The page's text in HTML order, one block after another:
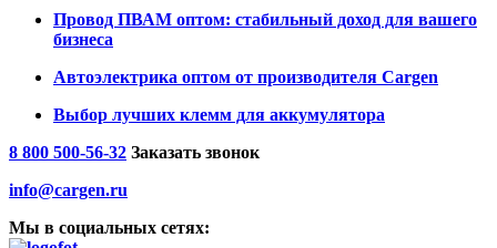
Провод ПВАМ оптом: стабильный доход для вашего
бизнеса
Автоэлектрика оптом от производителя Cargen
Выбор лучших клемм для аккумулятора
8 800 500-56-32 Заказать звонок
info@cargen.ru
Мы в социальных сетях: